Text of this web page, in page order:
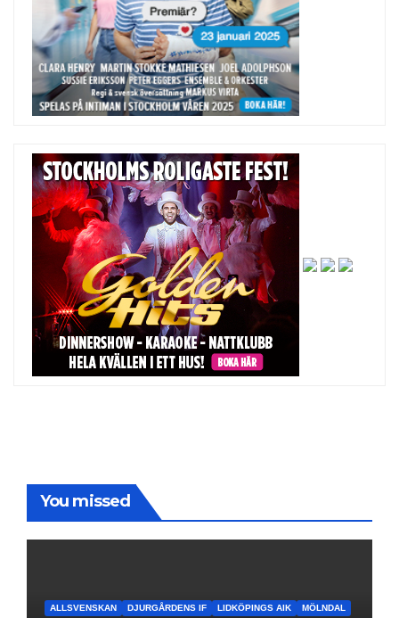
You missed
ALLSVENSKAN DJURGÅRDENS IF LIDKÖPINGS AIK MÖLNDAL